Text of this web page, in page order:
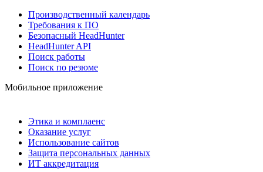
Производственный календарь
Требования к ПО
Безопасный HeadHunter
HeadHunter API
Поиск работы
Поиск по резюме
Мобильное приложение
Этика и комплаенс
Оказание услуг
Использование сайтов
Защита персональных данных
ИТ аккредитация